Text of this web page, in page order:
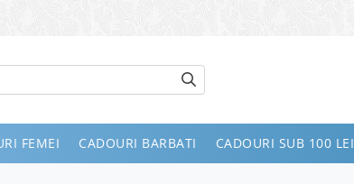
FEMEI CADOURI BARBATI CADOURI SUB 100 LEI